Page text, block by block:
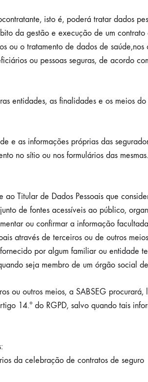
isto é, poderá tratar dados
da gestão e execução de um
ou o tratamento de dados de
ou pessoas seguras, de acordo
entidades, as finalidades e os meios
e as informações próprias das
no sítio ou nos formulários das mesmas.
Titular de Dados Pessoais que
de fontes acessíveis ao público,
ou confirmar a informação
através de terceiros ou de outros
por algum familiar ou entidade
seja membro de um órgão social
ou outros meios, a SABSEG
14.º do RGPD, salvo quando tais
da celebração de contratos de seguro